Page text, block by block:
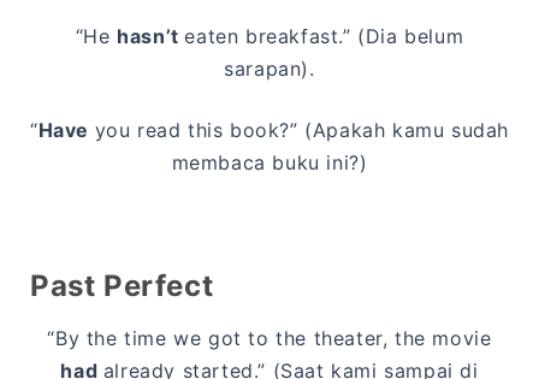
“He hasn’teaten breakfast.” (Dia belum
sarapan).
“Have you read this book?” (Apakah kamu sudah
membaca buku ini?)
Past Perfect
“By the time we got to the theater, the movie
had already started.” (Saat kami sampai di